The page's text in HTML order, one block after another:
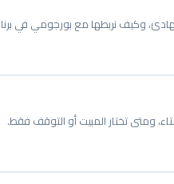
وكيف نربطها مع بورجومي في
ومتى تختار المبيت أو التوقف فقط.